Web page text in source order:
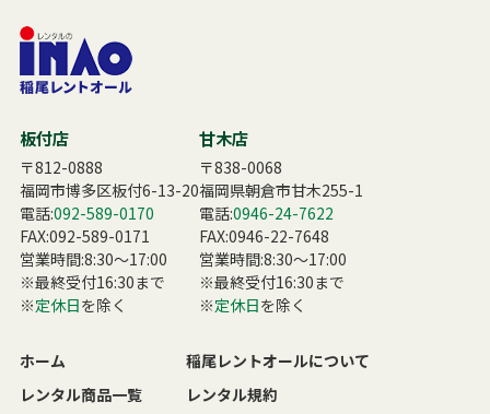
板付店
〒812-0888
福岡市博多区板付6-13-20
電話:092-589-0170
FAX:092-589-0171
営業時間:8:30〜17:00
※最終受付16:30まで
※定休日を除く
甘木店
〒838-0068
福岡県朝倉市甘木255-1
電話:0946-24-7622
FAX:0946-22-7648
営業時間:8:30〜17:00
※最終受付16:30まで
※定休日を除く
ホーム
レンタル商品一覧
稲尾レントオールについて
レンタル規約